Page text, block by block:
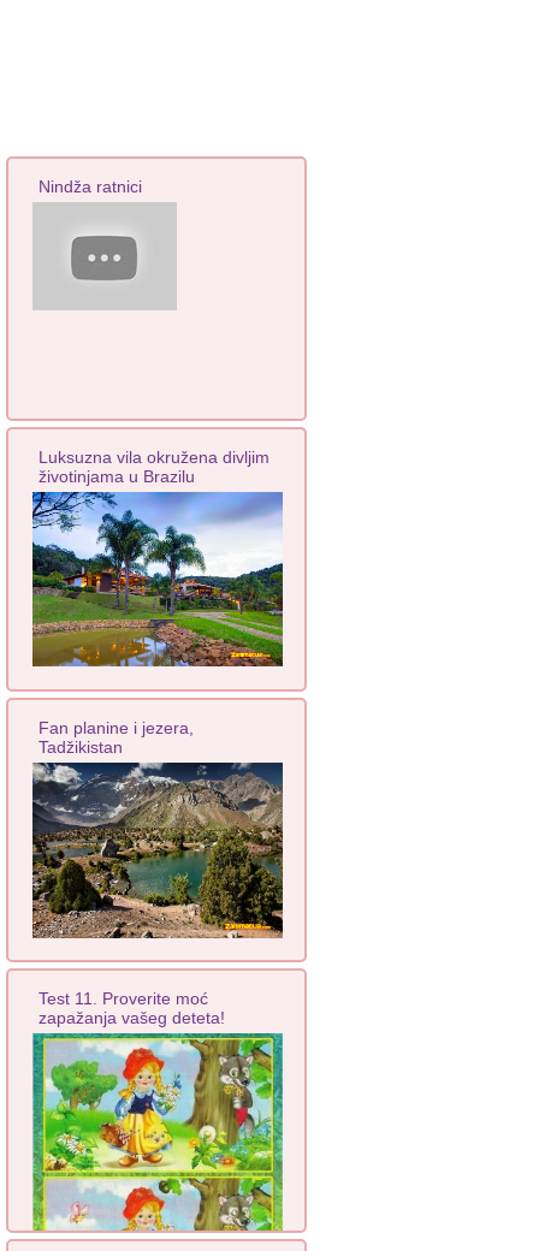
Nindža ratnici
Luksuzna vila okružena divljim
životinjama u Brazilu
Fan planine i jezera,
Tadžikistan
Test 11. Proverite moć
zapažanja vašeg deteta!